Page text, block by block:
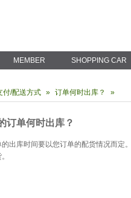
MEMBER SHOPPING CAR
付/配送方式 » 订单何时出库？ »
订单何时出库？
的出库时间要以您订单的配货情况而定